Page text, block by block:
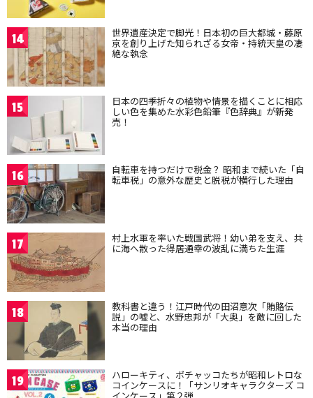
14 世界遺産決定で脚光！日本初の巨大都城・藤原
京を創り上げた知られざる女帝・持統天皇の凄
絶な執念
15 日本の四季折々の植物や情景を描くことに相応
しい色を集めた水彩色鉛筆『色辞典』が新発
売！
16 自転車を持つだけで税金？ 昭和まで続いた「自
転車税」の意外な歴史と脱税が横行した理由
17 村上水軍を率いた戦国武将！幼い弟を支え、共
に海へ散った得居通幸の波乱に満ちた生涯
18 教科書と違う！江戸時代の田沼意次「賄賂伝
説」の嘘と、水野忠邦が「大奥」を敵に回した
本当の理由
19 ハローキティ、ポチャッコたちが昭和レトロな
コインケースに！「サンリオキャラクターズ コ